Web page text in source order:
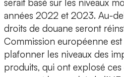
années 2022 et 2023. Au-
droits de douane seront
Commission européenne
plafonner les niveaux des
produits, qui ont explosé